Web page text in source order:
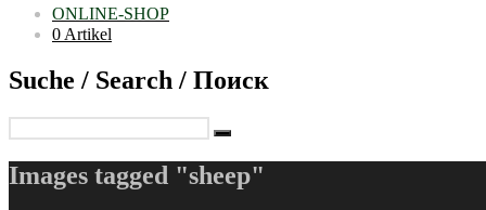
ONLINE-SHOP
0 Artikel
Suche / Search / Поиск
Images tagged "sheep"